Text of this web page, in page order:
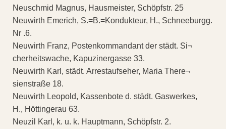
Neuschmid Magnus, Hausmeister, Schöpfstr. 25
Neuwirth Emerich, S.=B.=Kondukteur, H., Schneeburgg.
Nr .6.
Neuwirth Franz, Postenkommandant der städt. Si¬
cherheitswache, Kapuzinergasse 33.
Neuwirth Karl, städt. Arrestaufseher, Maria There¬
sienstraße 18.
Neuwirth Leopold, Kassenbote d. städt. Gaswerkes,
H., Höttingerau 63.
Neuzil Karl, k. u. k. Hauptmann, Schöpfstr. 2.